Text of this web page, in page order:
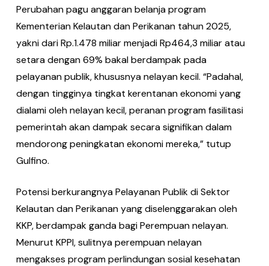
Perubahan pagu anggaran belanja program
Kementerian Kelautan dan Perikanan tahun 2025,
yakni dari Rp.1.478 miliar menjadi Rp464,3 miliar atau
setara dengan 69% bakal berdampak pada
pelayanan publik, khususnya nelayan kecil. “Padahal,
dengan tingginya tingkat kerentanan ekonomi yang
dialami oleh nelayan kecil, peranan program fasilitasi
pemerintah akan dampak secara signifikan dalam
mendorong peningkatan ekonomi mereka,” tutup
Gulfino.
Potensi berkurangnya Pelayanan Publik di Sektor
Kelautan dan Perikanan yang diselenggarakan oleh
KKP, berdampak ganda bagi Perempuan nelayan.
Menurut KPPI, sulitnya perempuan nelayan
mengakses program perlindungan sosial kesehatan